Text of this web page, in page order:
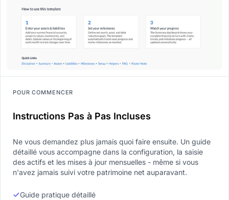
POUR COMMENCER
Instructions Pas à Pas Incluses
Ne vous demandez plus jamais quoi faire ensuite. Un guide
détaillé vous accompagne dans la configuration, la saisie
des actifs et les mises à jour mensuelles - même si vous
n'avez jamais suivi votre patrimoine net auparavant.
Guide pratique détaillé